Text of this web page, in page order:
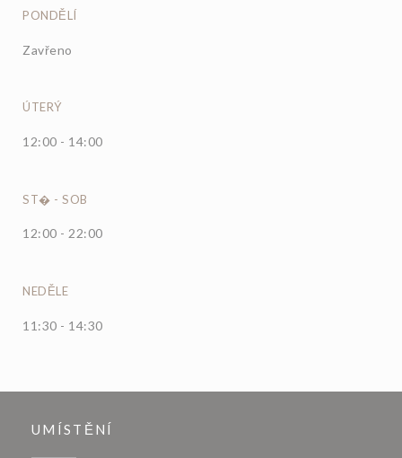
PONDĚLÍ
Zavřeno
ÚTERÝ
12:00 - 14:00
ST� - SOB
12:00 - 22:00
NEDĚLE
11:30 - 14:30
UMÍSTĚNÍ